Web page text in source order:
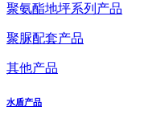
聚氨酯地坪系列产品
聚脲配套产品
其他产品
水盾产品